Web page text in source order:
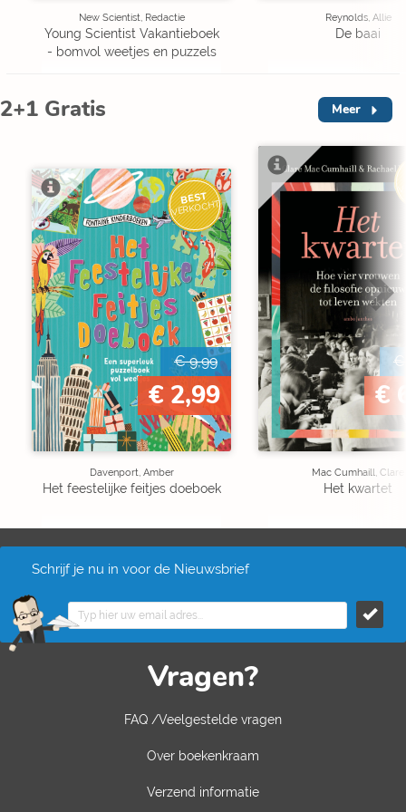
New Scientist, Redactie
Young Scientist Vakantieboek
- bomvol weetjes en puzzels
Reynolds, Allie
De baai
2+1 Gratis Meer
BEST
VERKOCHT
€ 9,99
€ 2,99
Davenport, Amber
Het feestelijke feitjes doeboek
€
€
Mac Cumhaill, Clare
Het kwartet
Schrijf je nu in voor de Nieuwsbrief
Vragen?
FAQ /Veelgestelde vragen
Over boekenkraam
Verzend informatie